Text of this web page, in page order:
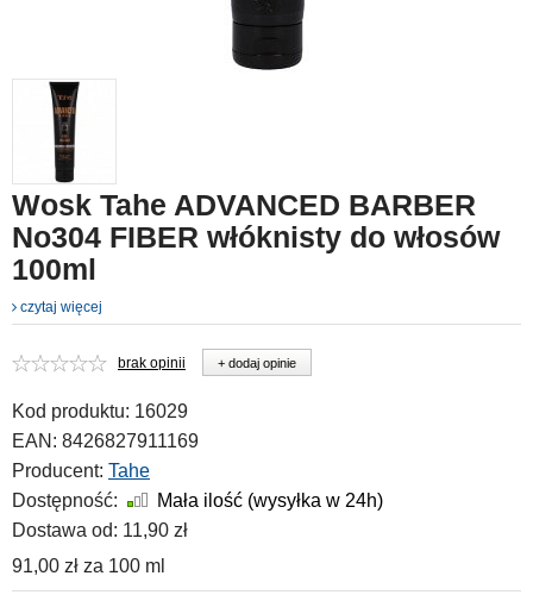
Wosk Tahe ADVANCED BARBER
No304 FIBER włóknisty do włosów
100ml
czytaj więcej
brak opinii + dodaj opinie
Kod produktu: 16029
EAN: 8426827911169
Producent: Tahe
Dostępność:
Mała ilość (wysyłka w 24h)
Dostawa od: 11,90 zł
91,00 zł za 100 ml